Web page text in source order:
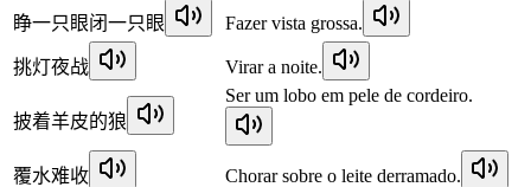
睁一只眼闭一只眼 Fazer vista grossa.
挑灯夜战 Virar a noite.
披着羊皮的狼
Ser um lobo em pele de cordeiro.
覆水难收
Chorar sobre o leite derramado.